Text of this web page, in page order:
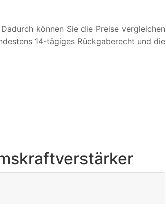
können Sie die Preise vergleichen
14-tägiges Rückgaberecht und die